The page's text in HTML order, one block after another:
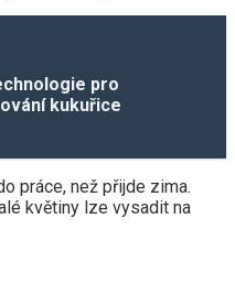
pro
kukuřice
práce, než přijde zima.
květiny lze vysadit na